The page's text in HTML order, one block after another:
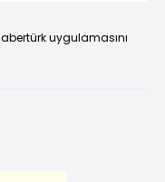
uygulamasını